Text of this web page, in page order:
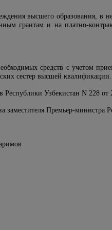
высшего образования, в
грантам и на платно-
средств с учетом
сестер высшей квалификации.
Республики Узбекистан N 228 от
заместителя Премьер-министра